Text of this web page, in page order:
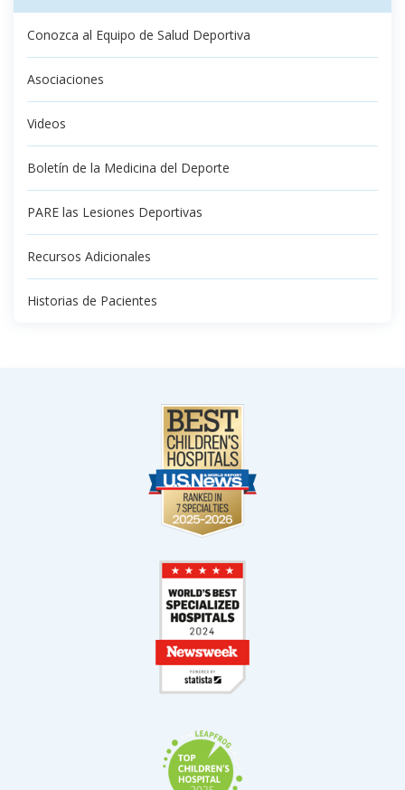
Conozca al Equipo de Salud Deportiva
Asociaciones
Videos
Boletín de la Medicina del Deporte
PARE las Lesiones Deportivas
Recursos Adicionales
Historias de Pacientes